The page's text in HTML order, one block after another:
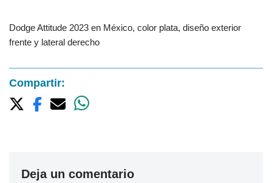
Dodge Attitude 2023 en México, color plata, diseño exterior
frente y lateral derecho
Compartir:
Deja un comentario